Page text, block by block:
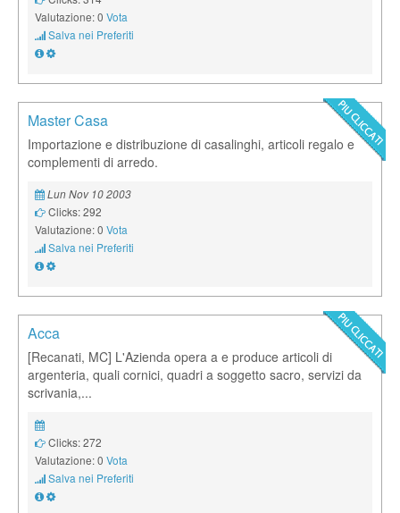
Valutazione: 0 Vota
Salva nei Preferiti
Master Casa
Importazione e distribuzione di casalinghi, articoli regalo e
complementi di arredo.
Lun Nov 10 2003
Clicks: 292
Valutazione: 0 Vota
Salva nei Preferiti
Acca
[Recanati, MC] L'Azienda opera a e produce articoli di
argenteria, quali cornici, quadri a soggetto sacro, servizi da
scrivania,...
Clicks: 272
Valutazione: 0 Vota
Salva nei Preferiti